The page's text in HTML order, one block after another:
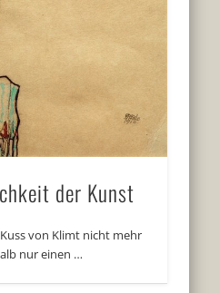
der Kunst
von Klimt nicht mehr
nur einen …